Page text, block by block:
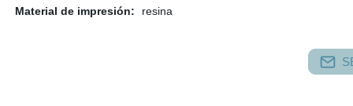
Material de impresión:
resina